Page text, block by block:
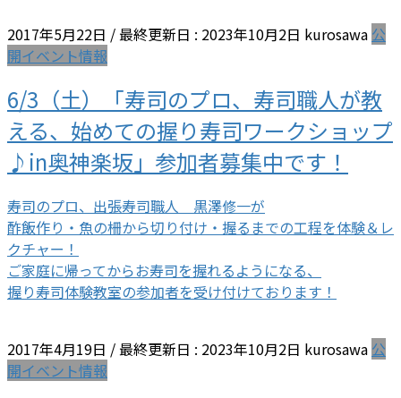
2017年5月22日 / 最終更新日 : 2023年10月2日 kurosawa 公
開イベント情報
6/3（土）「寿司のプロ、寿司職人が教
える、始めての握り寿司ワークショップ
♪in奥神楽坂」参加者募集中です！
寿司のプロ、出張寿司職人 黒澤修一が
酢飯作り・魚の柵から切り付け・握るまでの工程を体験＆レ
クチャー！
ご家庭に帰ってからお寿司を握れるようになる、
握り寿司体験教室の参加者を受け付けております！
2017年4月19日 / 最終更新日 : 2023年10月2日 kurosawa 公
開イベント情報